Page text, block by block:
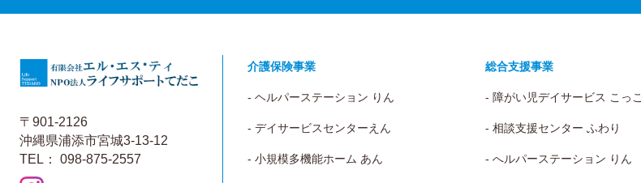
〒901-2126
沖縄県浦添市宮城3-13-12
TEL： 098-875-2557
介護保険事業
- ヘルパーステーション りん
- デイサービスセンターえん
- 小規模多機能ホーム あん
総合支援事業
- 障がい児デイサービス こっこ
- 相談支援センター ふわり
- へルパーステーション りん